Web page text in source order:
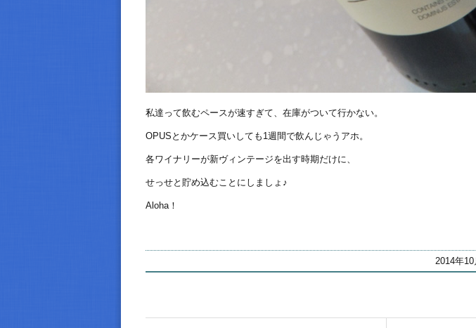
私達って飲むペースが速すぎて、在庫がついて行かない。
OPUSとかケース買いしても1週間で飲んじゃうアホ。
各ワイナリーが新ヴィンテージを出す時期だけに、
せっせと貯め込むことにしましょ♪
Aloha！
2014年10